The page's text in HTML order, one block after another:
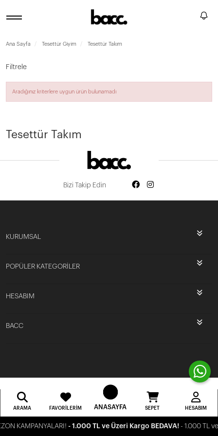
KAMPANYALARI!- 1.000 TL ve Üzeri Kargo BEDAVA!- 1.000 TL
Ana Sayfa Tesettür Giyim Tesettür Takım
Filtrele
Aradığınız kriterlere uygun ürün bulunamadı
Tesettür Takım
Bizi Takip Edin
KURUMSAL
POPÜLER KATEGORİLER
HESABIM
BACC
ARAMA FAVORILERIM ANASAYFA SEPET HESABIM